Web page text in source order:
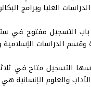
وبرامج البكالوريوس في ٢٧ قسما تابعة
باب التسجيل مفتوح في
الدراسات الإسلامية
التسجيل متاح في
والعلوم الإنسانية